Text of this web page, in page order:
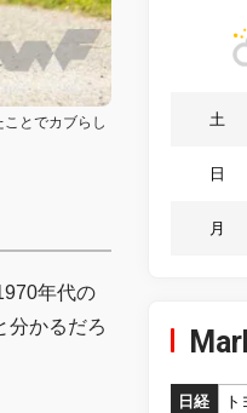
とでカブらし
年代の
分かるだろ
土
日
月
日経 ト